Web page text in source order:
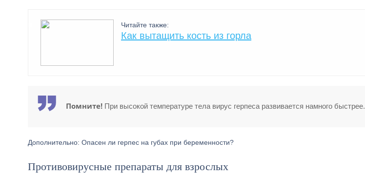
Читайте также:
Как вытащить кость из горла
Помните! При высокой температуре тела вирус герпеса развивается намного быстрее.
Дополнительно: Опасен ли герпес на губах при беременности?
Противовирусные препараты для взрослых